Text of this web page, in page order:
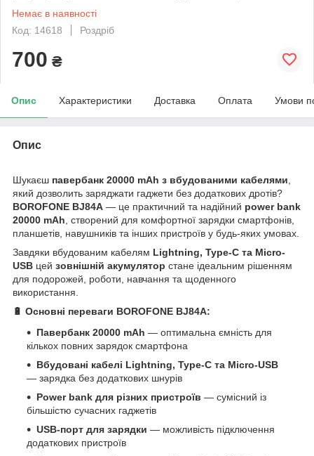
Немає в наявності
Код: 14618
Роздріб
700 ₴
Опис Характеристики Доставка Оплата Умови
Опис
Шукаєш павербанк 20000 mAh з вбудованими кабелями,
який дозволить заряджати гаджети без додаткових дротів?
BOROFONE BJ84A — це практичний та надійний power bank
20000 mAh, створений для комфортної зарядки смартфонів,
планшетів, навушників та інших пристроїв у будь-яких умовах.
Завдяки вбудованим кабелям Lightning, Type-C та Micro-
USB цей зовнішній акумулятор стане ідеальним рішенням
для подорожей, роботи, навчання та щоденного
використання.
🔋 Основні переваги BOROFONE BJ84A:
Павербанк 20000 mAh — оптимальна ємність для
кількох повних зарядок смартфона
Вбудовані кабелі Lightning, Type-C та Micro-USB
— зарядка без додаткових шнурів
Power bank для різних пристроїв — сумісний із
більшістю сучасних гаджетів
USB-порт для зарядки — можливість підключення
додаткових пристроїв